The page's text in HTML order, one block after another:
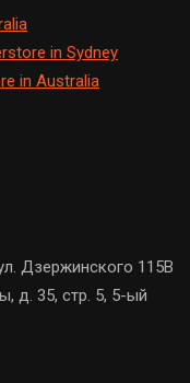
Дзержинского 115В
д. 35, стр. 5, 5-ый